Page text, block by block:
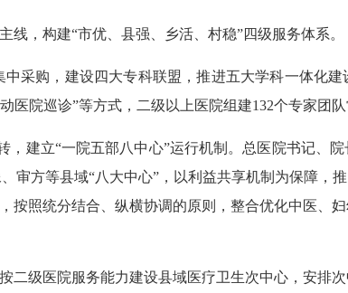
，构建“市优、县强、乡活、村稳”四级服务体系。
购，建设四大专科联盟，推进五大学科一体化建
医院巡诊”等方式，二级以上医院组建132个专家团
立“一院五部八中心”运行机制。总医院书记、院
方等县域“八大中心”，以利益共享机制为保障，
照统分结合、纵横协调的原则，整合优化中医、
级医院服务能力建设县域医疗卫生次中心，安排